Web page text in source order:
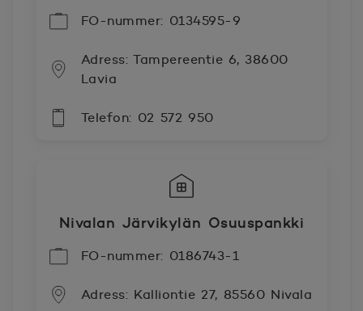
FO-nummer: 0134595-9
Adress: Tampereentie 6, 38600
Lavia
Telefon: 02 572 950
Nivalan Järvikylän Osuuspankki
FO-nummer: 0186743-1
Adress: Kalliontie 27, 85560 Nivala